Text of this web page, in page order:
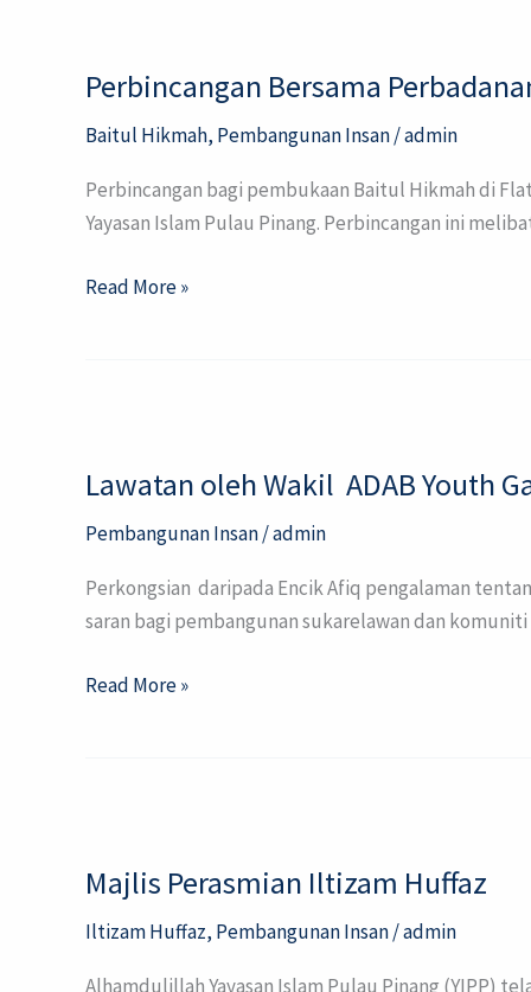
Perbincangan Bersama
Baitul Hikmah, Pembangunan Insan/admin
Perbincangan bagi pembukaan Baitul Hikmah di
Yayasan Islam Pulau Pinang. Perbincangan ini
Perbadanan
Taman
Sri
Pinang
Read More »
Lawatan oleh Wakil ADAB Youth
Pembangunan Insan/admin
Perkongsian daripada Encik Afiq pengalaman
saran bagi pembangunan sukarelawan dan
Wakil
Youth
Garage
(AYG)
Baitul
Read More »
Majlis Perasmian Iltizam Huffaz
Iltizam Huffaz, Pembangunan Insan/admin
Alhamdulillah Yayasan Islam Pulau Pinang (YIPP)
Iltizam